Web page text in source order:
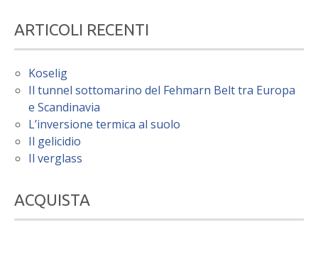
ARTICOLI RECENTI
Koselig
Il tunnel sottomarino del Fehmarn Belt tra Europa
e Scandinavia
L’inversione termica al suolo
Il gelicidio
Il verglass
ACQUISTA